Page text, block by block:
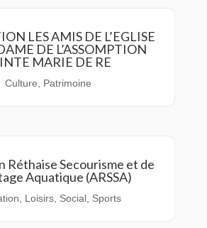
LES AMIS DE L’EGLISE
DE L’ASSOMPTION
MARIE DE RE
Culture Patrimoine
Réthaise Secourisme et de
Aquatique (ARSSA)
Loisirs Social Sports